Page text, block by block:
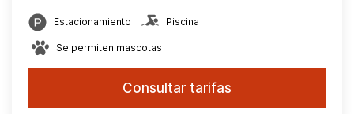
Estacionamiento Piscina
Se permiten mascotas
Consultar tarifas